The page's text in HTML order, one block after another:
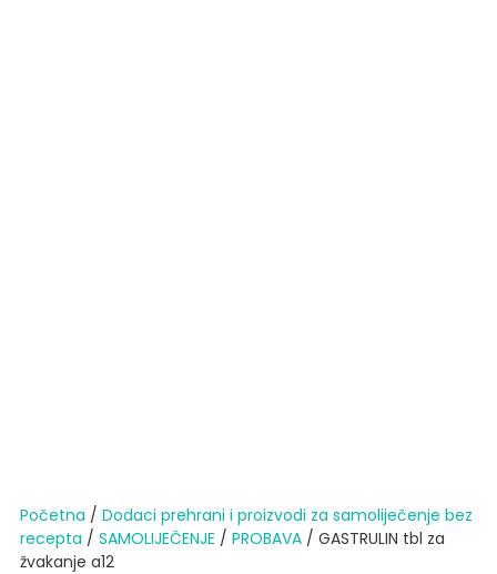
Početna / Dodaci prehrani i proizvodi za samoliječenje bez
recepta / SAMOLIJEČENJE / PROBAVA/ GASTRULIN tbl za
žvakanje a12